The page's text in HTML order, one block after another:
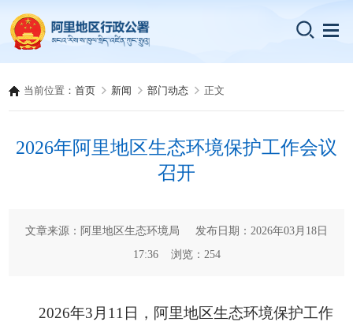
当前位置：首页 新闻 部门动态 正文
2026年阿里地区生态环境保护工作会议
召开
文章来源：阿里地区生态环境局 发布日期：2026年03月18日
17:36 浏览： 254
2026年3月11日，阿里地区生态环境保护工作